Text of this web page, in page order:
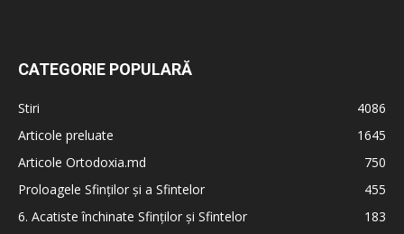
CATEGORIE POPULARĂ
Stiri
4086
Articole preluate
1645
Articole Ortodoxia.md
750
Proloagele Sfinților și a Sfintelor
455
6. Acatiste închinate Sfinților și Sfintelor
183